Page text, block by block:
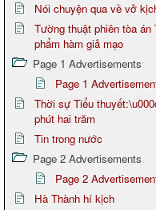
Nói chuyện qua về vở
Tường thuật phiên tòa
phẩm hàm giả mạo
Page 1 Advertisements
Page 1
Thời sự Tiểu
phút hai trăm
Tin trong nước
Page 2 Advertisements
Page 2
Hà Thành hí kịch